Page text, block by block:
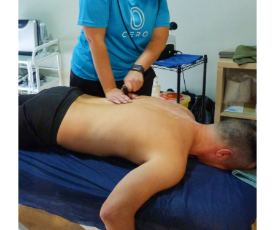
CONTACTO